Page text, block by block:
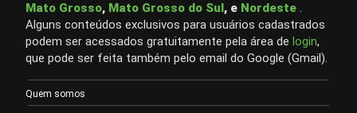
Mato Grosso, Mato Grosso do Sul, e Nordeste .
Alguns conteúdos exclusivos para usuários cadastrados
podem ser acessados gratuitamente pela área de login,
que pode ser feita também pelo email do Google (Gmail).
Quem somos